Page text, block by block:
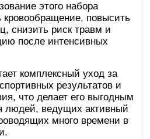
этого набора
кровообращение, повысить
снизить риск травм и
после интенсивных
комплексный уход за
результатов и
что делает его выгодным
людей, ведущих активный
много времени в